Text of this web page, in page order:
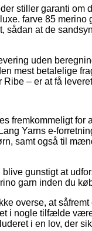
stiller garanti om
farve 85
sådan at de
uden
mest betalelige
– er at få
fremkommeligt for
Yarns e-
samt også til
gunstigt at
garn inden du
overse, at
i nogle tilfælde
i en lov, der